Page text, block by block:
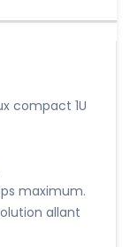
compact 1U
maximum.
allant